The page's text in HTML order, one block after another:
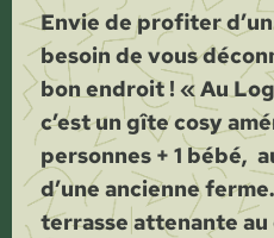
​Envie de profiter
besoin de vous
bon endroit ! « Au
c’est un gîte cosy
personnes + 1 bébé,
d’une ancienne
terrasse attenante